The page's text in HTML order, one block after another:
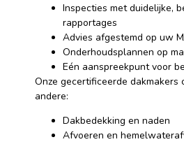
Inspecties met duidelijke,
rapportages
Advies afgestemd op uw
Onderhoudsplannen op
Eén aanspreekpunt voor
Onze gecertificeerde dakmakers
andere:
Dakbedekking en naden
Afvoeren en